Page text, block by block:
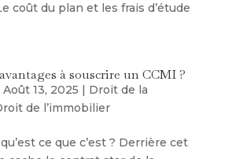
coût du plan et les frais d’étude
à souscrire un CCMI ?
Août 13, 2025 | Droit de la
de l’immobilier
ce que c’est ? Derrière cet